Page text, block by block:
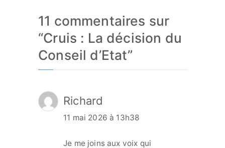
11 commentaires sur
“Cruis : La décision du
Conseil d’Etat”
Richard
11 mai 2026 à 13h38
Je me joins aux voix qui